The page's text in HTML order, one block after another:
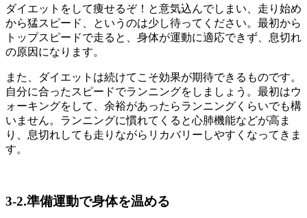
ダイエットをして痩せるぞ！と意気込んでしまい、走り始め
から猛スピード、というのは少し待ってください。最初から
トップスピードで走ると、身体が運動に適応できず、息切れ
の原因になります。
また、ダイエットは続けてこそ効果が期待できるものです。
自分に合ったスピードでランニングをしましょう。最初はウ
ォーキングをして、余裕があったらランニングくらいでも構
いません。ランニングに慣れてくると心肺機能などが高ま
り、息切れしても走りながらリカバリーしやすくなってきま
す。
3-2.準備運動で身体を温める